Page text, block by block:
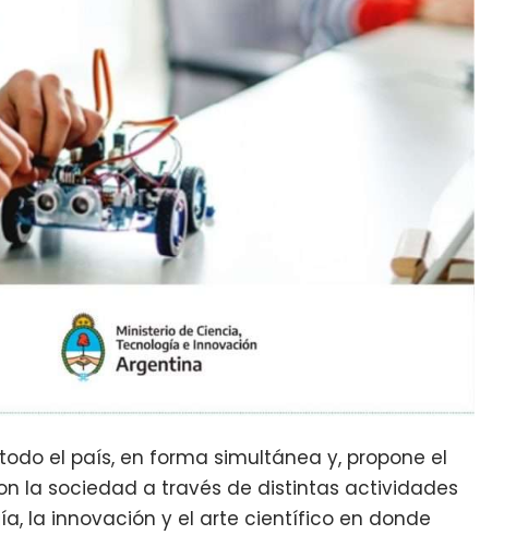
el país, en forma simultánea y, propone el
la sociedad a través de distintas actividades
la innovación y el arte científico en donde